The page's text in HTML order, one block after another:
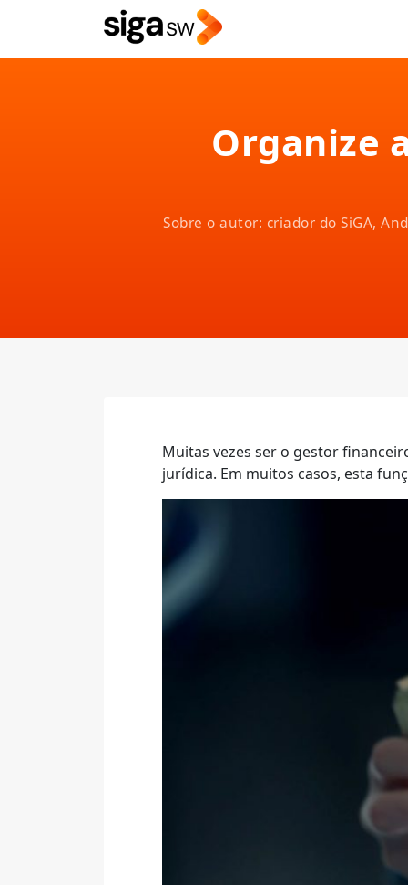
Organize
Sobre o autor: criador do SiGA,
Muitas vezes ser o gestor
jurídica. Em muitos casos, esta